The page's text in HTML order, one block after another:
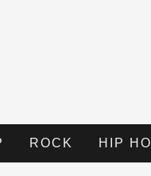
ROCK HIP